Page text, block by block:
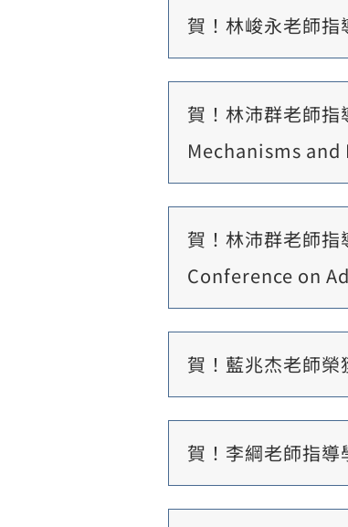
賀！林峻永老師
賀！林沛群老師
Mechanisms and
賀！林沛群老師
Conference on
賀！藍兆杰老師榮
賀！李綱老師指導